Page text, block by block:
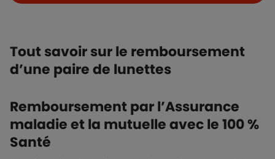
Tout savoir sur le remboursement
d’une paire de lunettes
Remboursement par l’Assurance
maladie et la mutuelle avec le 100 %
Santé